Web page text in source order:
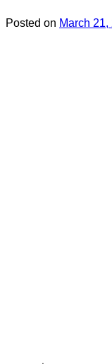
Posted on March 21,